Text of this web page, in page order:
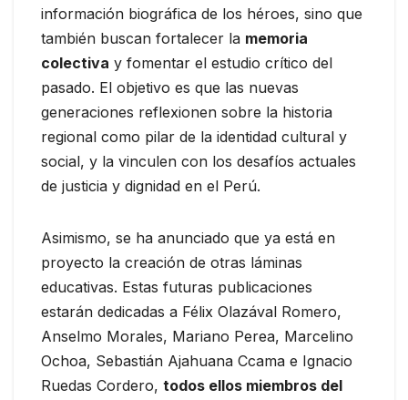
información biográfica de los héroes, sino que
también buscan fortalecer la memoria
colectiva y fomentar el estudio crítico del
pasado. El objetivo es que las nuevas
generaciones reflexionen sobre la historia
regional como pilar de la identidad cultural y
social, y la vinculen con los desafíos actuales
de justicia y dignidad en el Perú.
Asimismo, se ha anunciado que ya está en
proyecto la creación de otras láminas
educativas. Estas futuras publicaciones
estarán dedicadas a Félix Olazával Romero,
Anselmo Morales, Mariano Perea, Marcelino
Ochoa, Sebastián Ajahuana Ccama e Ignacio
Ruedas Cordero, todos ellos miembros del